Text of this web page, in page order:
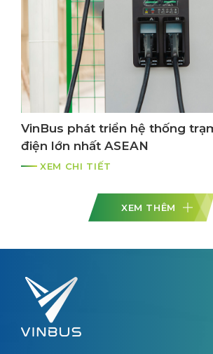
VinBus phát triển hệ thống
điện lớn nhất ASEAN
XEM CHI TIẾT
XEM THÊM